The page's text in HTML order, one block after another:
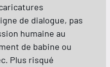
de dialogue, pas
humaine au
de babine ou
Plus risqué